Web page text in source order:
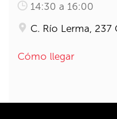
14:30 a 16:00
C. Río Lerma,
Cómo llegar